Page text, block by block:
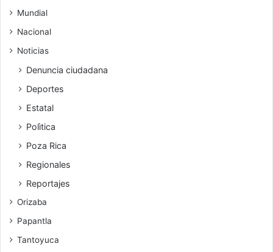
Mundial
Nacional
Noticias
Denuncia ciudadana
Deportes
Estatal
Polìtica
Poza Rica
Regionales
Reportajes
Orizaba
Papantla
Tantoyuca